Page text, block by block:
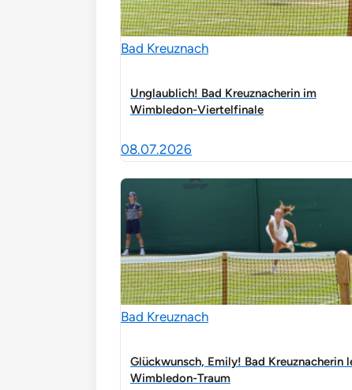
Bad Kreuznach
Unglaublich! Bad Kreuznacherin im
Wimbledon-Viertelfinale
08.07.2026
Bad Kreuznach
Glückwunsch, Emily! Bad Kreuznacherin
Wimbledon-Traum